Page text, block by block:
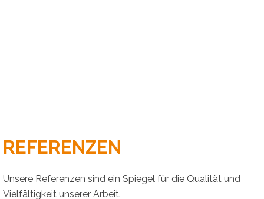
REFERENZEN
Unsere Referenzen sind ein Spiegel für die Qualität und
Vielfältigkeit unserer Arbeit.